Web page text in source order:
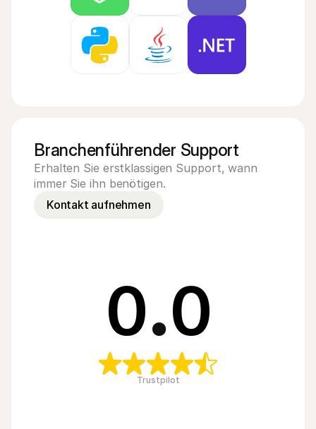
Branchenführender Support
Erhalten Sie erstklassigen Support, wann
immer Sie ihn benötigen.
Kontakt aufnehmen
0.0
Trustpilot